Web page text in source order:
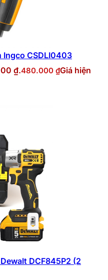
Ingco CSDLI0403
₫.480.000 ₫Giá hiện
DCF845P2 (2